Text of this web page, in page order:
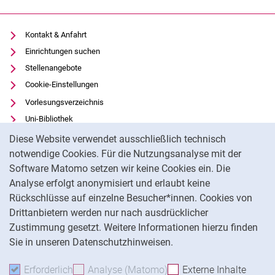
Diese Website verwendet ausschließlich technisch
notwendige Cookies. Für die Nutzungsanalyse mit der
Software Matomo setzen wir keine Cookies ein. Die
Analyse erfolgt anonymisiert und erlaubt keine
Rückschlüsse auf einzelne Besucher*innen. Cookies von
Drittanbietern werden nur nach ausdrücklicher
Zustimmung gesetzt. Weitere Informationen hierzu finden
Sie in unseren Datenschutzhinweisen.
Erforderlich Erforderliche Cookies akzeptieren
Analyse (Matomo) Analyse-Cookies
Externe Inhalte
Kontakt & Anfahrt
Einrichtungen suchen
Stellenangebote
Cookie-Einstellungen
Vorlesungsverzeichnis
Uni-Bibliothek
Moodle
Panopto
Datenschutz
Barrierefreiheit
Transparenter KI-Einsatz